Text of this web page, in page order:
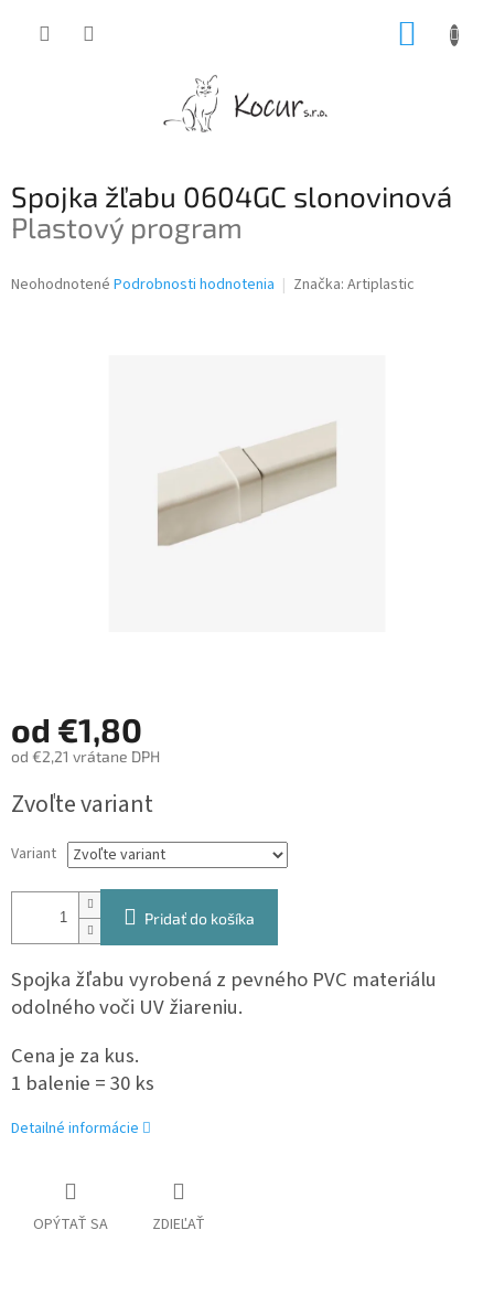
Spojka žľabu 0604GC slonovinová
Plastový program
Priemerné
Neohodnotené Podrobnosti hodnotenia Značka: Artiplastic
od €1,80
od €2,21 vrátane DPH
cena:
Zvoľte variant
Variant
Pridať do košíka
Spojka žľabu vyrobená z pevného PVC materiálu
odolného voči UV žiareniu.
Cena je za kus.
1 balenie = 30 ks
Detailné informácie
OPÝTAŤ SA ZDIEĽAŤ